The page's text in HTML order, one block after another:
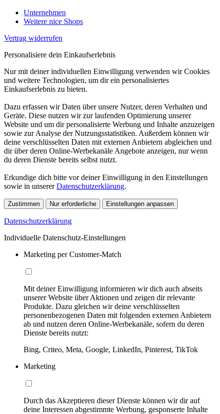
Unternehmen
Weitere nice Shops
Vertrag widerrufen
Personalisiere dein Einkaufserlebnis
Nur mit deiner individuellen Einwilligung verwenden wir Cookies
und weitere Technologien, um dir ein personalisiertes
Einkaufserlebnis zu bieten.
Dazu erfassen wir Daten über unsere Nutzer, deren Verhalten und
Geräte. Diese nutzen wir zur laufenden Optimierung unserer
Website und um dir personalisierte Werbung und Inhalte anzuzeigen
sowie zur Analyse der Nutzungsstatistiken. Außerdem können wir
deine verschlüsselten Daten mit externen Anbietern abgleichen und
dir über deren Online-Werbekanäle Angebote anzeigen, nur wenn
du deren Dienste bereits selbst nutzt.
Erkundige dich bitte vor deiner Einwilligung in den Einstellungen
sowie in unsererDatenschutzerklärung.
Zustimmen Nur erforderliche Einstellungen anpassen
Datenschutzerklärung
Individuelle Datenschutz-Einstellungen
Marketing per Customer-Match
Mit deiner Einwilligung informieren wir dich auch abseits
unserer Website über Aktionen und zeigen dir relevante
Produkte. Dazu gleichen wir deine verschlüsselten
personenbezogenen Daten mit folgenden externen Anbietern
ab und nutzen deren Online-Werbekanäle, sofern du deren
Dienste bereits nutzt:
Bing, Criteo, Meta, Google, LinkedIn, Pinterest, TikTok
Marketing
Durch das Akzeptieren dieser Dienste können wir dir auf
deine Interessen abgestimmte Werbung, gesponserte Inhalte